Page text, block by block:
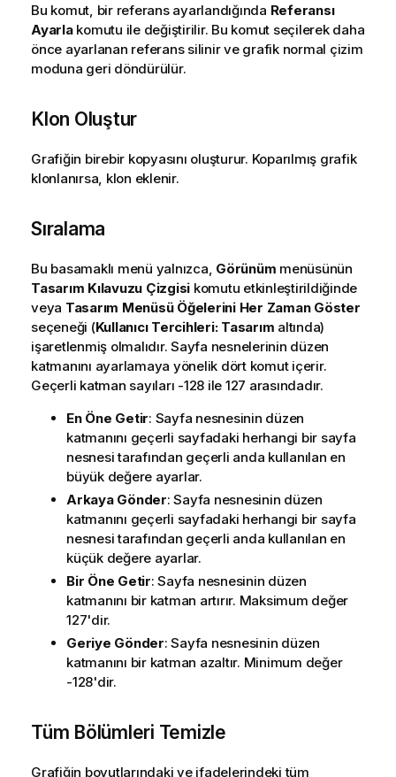
Bu komut, bir referans ayarlandığında Referansı
Ayarlakomutu ile değiştirilir. Bu komut seçilerek daha
önce ayarlanan referans silinir ve grafik normal çizim
moduna geri döndürülür.
Klon Oluştur
Grafiğin birebir kopyasını oluşturur. Koparılmış grafik
klonlanırsa, klon eklenir.
Sıralama
Bu basamaklı menü yalnızca, Görünüm menüsünün
Tasarım Kılavuzu Çizgisi komutu etkinleştirildiğinde
veya Tasarım Menüsü Öğelerini Her Zaman Göster
seçeneği (Kullanıcı Tercihleri: Tasarım altında)
işaretlenmiş olmalıdır. Sayfa nesnelerinin düzen
katmanını ayarlamaya yönelik dört komut içerir.
Geçerli katman sayıları -128 ile 127 arasındadır.
En Öne Getir: Sayfa nesnesinin düzen
katmanını geçerli sayfadaki herhangi bir sayfa
nesnesi tarafından geçerli anda kullanılan en
büyük değere ayarlar.
Arkaya Gönder: Sayfa nesnesinin düzen
katmanını geçerli sayfadaki herhangi bir sayfa
nesnesi tarafından geçerli anda kullanılan en
küçük değere ayarlar.
Bir Öne Getir: Sayfa nesnesinin düzen
katmanını bir katman artırır. Maksimum değer
127'dir.
Geriye Gönder: Sayfa nesnesinin düzen
katmanını bir katman azaltır. Minimum değer
-128'dir.
Tüm Bölümleri Temizle
Grafiğin boyutlarındaki ve ifadelerindeki tüm